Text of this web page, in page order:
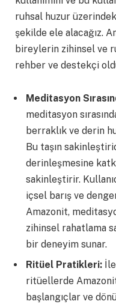
ruhsal huzur
şekilde ele alacağız.
bireylerin zihinsel ve
rehber ve destekçi
Meditasyon
meditasyon
berraklık ve derin
Bu taşın
derinleşmesine
sakinleştirir.
içsel barış ve
Amazonit,
zihinsel rahatlama
bir deneyim sunar.
Ritüel Pratikleri:
ritüellerde
başlangıçlar ve